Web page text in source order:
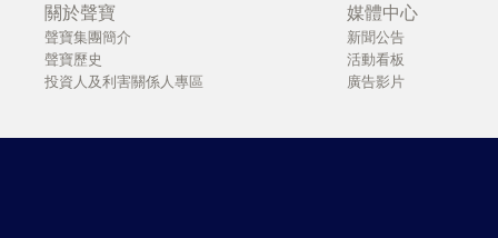
關於聲寶
聲寶集團簡介
聲寶歷史
投資人及利害關係人專區
媒體中心
新聞公告
活動看板
廣告影片